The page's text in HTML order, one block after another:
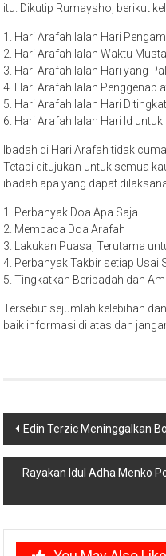
itu. Dikutip Rumaysho, berikut
1. Hari Arafah Ialah Hari
2. Hari Arafah Ialah Waktu
3. Hari Arafah Ialah Hari yang
4. Hari Arafah Ialah Penggenap
5. Hari Arafah Ialah Hari
6. Hari Arafah Ialah Hari Id
Ibadah di Hari Arafah tidak
Tetapi ditujukan untuk semua
ibadah apa yang dapat
1. Perbanyak Doa Apa Saja
2. Membaca Doa Arafah
3. Lakukan Puasa, Terutama
4. Perbanyak Takbir setiap Usai
5. Tingkatkan Beribadah dan
Tersebut sejumlah kelebihan
baik informasi di atas dan
Post
navigation
Edin Terzic Meninggalkan
Rayakan Idul Adha Menko